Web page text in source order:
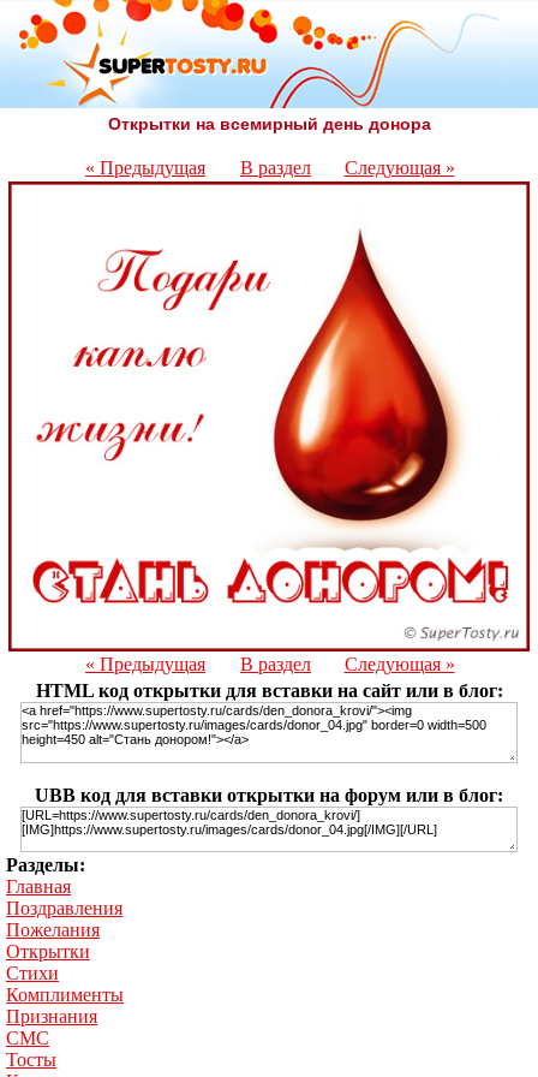
Открытки на всемирный день донора
« Предыдущая В раздел Следующая »
« Предыдущая В раздел
Следующая »
HTML код открытки для вставки на сайт или в блог:
UBB код для вставки открытки на форум или в блог:
Разделы:
Главная
Поздравления
Пожелания
Открытки
Стихи
Комплименты
Признания
СМС
Тосты